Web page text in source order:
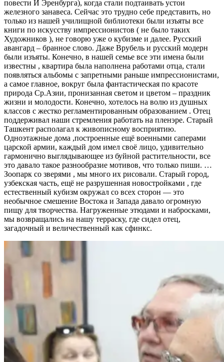
повести И Эренбурга), когда стали подтаивать устои
железного занавеса. Сейчас это трудно себе представить, но
только из нашей училищной библиотеки были изъяты все
книги по искусству импрессионистов ( не было таких
Художников ), не говорю уже о кубизме и далее. Русский
авангард – бранное слово. Даже Врубель и русский модерн
были изъяты. Конечно, в нашей семье все эти имена были
известны , квартира была наполнена работами отца, стали
появляться альбомы с запретными раньше импрессионистами,
а самое главное, вокруг была фантастическая по красоте
природа Ср.Азии, пронизанная светом и цветом – праздник
жизни и молодости. Конечно, хотелось на волю из душных
классов с жестко регламентированным образованием . Отец
поддерживал наши стремления работать на пленэре. Старый
Ташкент располагал к живописному восприятию.
Одноэтажные дома ,построенные ещё военными саперами
царской армии, каждый дом имел своё лицо, удивительно
гармонично выглядывающее из буйной растительности, все
это давало такое разнообразие мотивов, что только пиши. …
Зоопарк со зверями , мы много их рисовали. Старый город,
узбекская часть, ещё не разрушенная новостройками , где
естественный кубизм окружал со всех сторон — это
необычное смешение Востока и Запада давало огромную
пищу для творчества. Нагруженные этюдами и набросками,
мы возвращались на нашу терраску, где сидел отец,
загадочный и величественный как сфинкс.